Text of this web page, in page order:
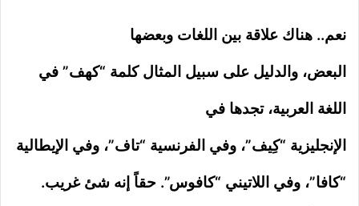
نعم.. هناك علاقة بين اللغات وبعضها
البعض، والدليل على سبيل المثال كلمة “كهف” في
اللغة العربية، تجدها في
الإنجليزية “كِيف”، وفي الفرنسية “تاف”، وفي الإيطالية
“كافا”، وفي اللاتيني “كافوس”. حقاً إنه شئ غريب.